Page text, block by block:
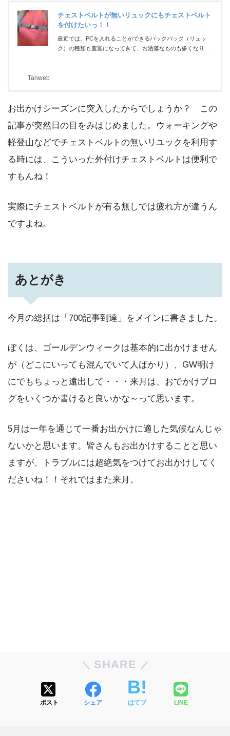
チェストベルトが無いリュックにもチェストベルト
を付けたいっ！！
最近では、PCを入れることができるバックパック（リュッ
ク）の種類も豊富になってきて、お洒落なものも多くなり嬉
ルトをつけてみた」をお送りします。チェストベルトが必要
下がるのを防...
Tanweb
お出かけシーズンに突入したからでしょうか？ この
記事が突然日の目をみはじめました。ウォーキングや
軽登山などでチェストベルトの無いリユックを利用す
る時には、こういった外付けチェストベルトは便利で
すもんね！
実際にチェストベルトが有る無しでは疲れ方が違うん
ですよね。
あとがき
今月の総括は「700記事到達」をメインに書きました。
ぼくは、ゴールデンウィークは基本的に出かけません
が（どこにいっても混んでいて人ばかり）、GW明け
にでもちょっと遠出して・・・来月は、おでかけブロ
グをいくつか書けると良いかな～って思います。
5月は一年を通じて一番お出かけに適した気候なんじゃ
ないかと思います。皆さんもお出かけすることと思い
ますが、トラブルには超絶気をつけてお出かけしてく
ださいね！！それではまた来月。
SHARE
ポスト シェア はてブ LINE